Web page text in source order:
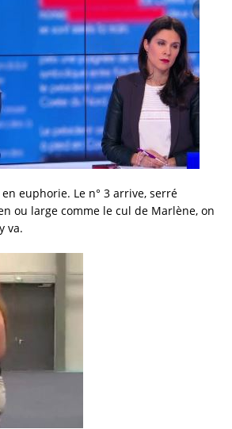
re
euphorie. Le n° 3 arrive, serré
ou large comme le cul de Marlène, on
va.